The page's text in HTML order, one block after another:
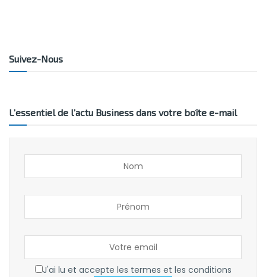
Suivez-Nous
L’essentiel de l’actu Business dans votre boîte e-mail
J'ai lu et accepte les termes et les conditions